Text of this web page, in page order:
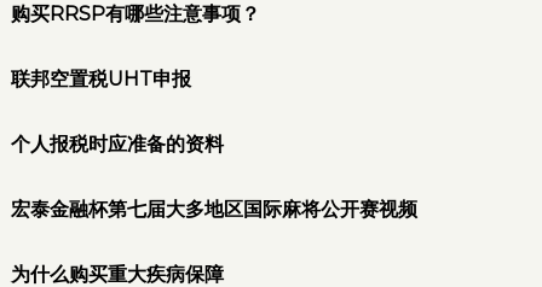
购买RRSP有哪些注意事项？
联邦空置税UHT申报
个人报税时应准备的资料
宏泰金融杯第七届大多地区国际麻将公开赛视频
为什么购买重大疾病保障